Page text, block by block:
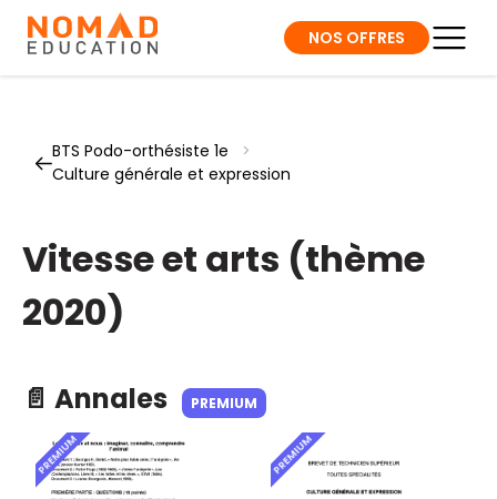
NOS OFFRES
BTS Podo-orthésiste 1e
>
Culture générale et expression
Vitesse et arts (thème
2020)
📄 Annales PREMIUM
PREMIUM PREMIUM